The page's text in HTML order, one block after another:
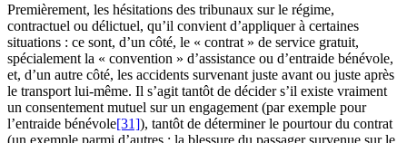
Premièrement, les hésitations des tribunaux sur le régime,
contractuel ou délictuel, qu’il convient d’appliquer à certaines
situations : ce sont, d’un côté, le « contrat » de service gratuit,
spécialement la « convention » d’assistance ou d’entraide bénévole,
et, d’un autre côté, les accidents survenant juste avant ou juste après
le transport lui-même. Il s’agit tantôt de décider s’il existe vraiment
un consentement mutuel sur un engagement (par exemple pour
l’entraide bénévole[31]), tantôt de déterminer le pourtour du contrat
(un exemple parmi d’autres : la blessure du passager survenue sur le